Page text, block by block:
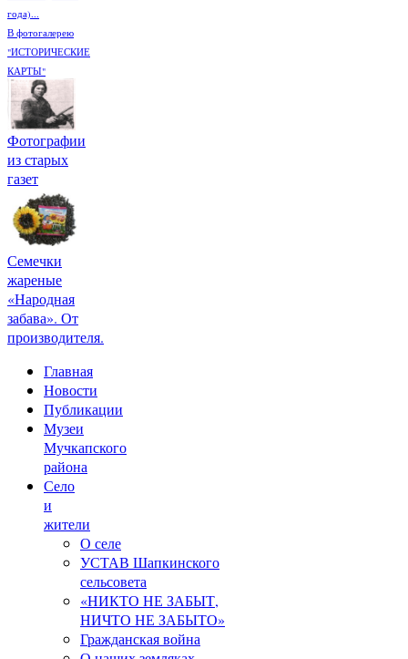
года)...
В фотогалерею
"ИСТОРИЧЕСКИЕ
КАРТЫ"
Фотографии
из старых
газет
Семечки
жареные
«Народная
забава». От
производителя.
Главная
Новости
Публикации
Музеи
Мучкапского
района
Село
и
жители
О селе
УСТАВ Шапкинского
сельсовета
«НИКТО НЕ ЗАБЫТ,
НИЧТО НЕ ЗАБЫТО»
Гражданская война